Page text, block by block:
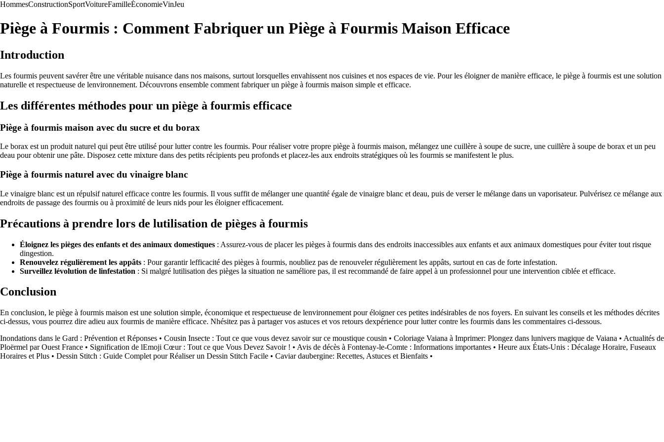
HommesConstructionSportVoitureFamilleÉconomieVinJeu
Piège à Fourmis : Comment Fabriquer un Piège à Fourmis Maison Efficace
Introduction
Les fourmis peuvent savérer être une véritable nuisance dans nos maisons, surtout lorsquelles envahissent nos cuisines et nos espaces de vie. Pour les éloigner de manière efficace, le piège à fourmis est une solution
naturelle et respectueuse de lenvironnement. Découvrons ensemble comment fabriquer un piège à fourmis maison simple et efficace.
Les différentes méthodes pour un piège à fourmis efficace
Piège à fourmis maison avec du sucre et du borax
Le borax est un produit naturel qui peut être utilisé pour lutter contre les fourmis. Pour réaliser votre propre piège à fourmis maison, mélangez une cuillère à soupe de sucre, une cuillère à soupe de borax et un peu
deau pour obtenir une pâte. Disposez cette mixture dans des petits récipients peu profonds et placez-les aux endroits stratégiques où les fourmis se manifestent le plus.
Piège à fourmis naturel avec du vinaigre blanc
Le vinaigre blanc est un répulsif naturel efficace contre les fourmis. Il vous suffit de mélanger une quantité égale de vinaigre blanc et deau, puis de verser le mélange dans un vaporisateur. Pulvérisez ce mélange aux
endroits de passage des fourmis ou à proximité de leurs nids pour les éloigner efficacement.
Précautions à prendre lors de lutilisation de pièges à fourmis
Éloignez les pièges des enfants et des animaux domestiques : Assurez-vous de placer les pièges à fourmis dans des endroits inaccessibles aux enfants et aux animaux domestiques pour éviter tout risque
dingestion.
Renouvelez régulièrement les appâts : Pour garantir lefficacité des pièges à fourmis, noubliez pas de renouveler régulièrement les appâts, surtout en cas de forte infestation.
Surveillez lévolution de linfestation : Si malgré lutilisation des pièges la situation ne saméliore pas, il est recommandé de faire appel à un professionnel pour une intervention ciblée et efficace.
Conclusion
En conclusion, le piège à fourmis maison est une solution simple, économique et respectueuse de lenvironnement pour éloigner ces petites indésirables de nos foyers. En suivant les conseils et les méthodes décrites
ci-dessus, vous pourrez dire adieu aux fourmis de manière efficace. Nhésitez pas à partager vos astuces et vos retours dexpérience pour lutter contre les fourmis dans les commentaires ci-dessous.
Inondations dans le Gard : Prévention et Réponses • Cousin Insecte : Tout ce que vous devez savoir sur ce moustique cousin • Coloriage Vaiana à Imprimer: Plongez dans lunivers magique de Vaiana • Actualités de
Ploërmel par Ouest France • Signification de lEmoji Cœur : Tout ce que Vous Devez Savoir ! • Avis de décès à Fontenay-le-Comte : Informations importantes • Heure aux États-Unis : Décalage Horaire, Fuseaux
Horaires et Plus • Dessin Stitch : Guide Complet pour Réaliser un Dessin Stitch Facile • Caviar daubergine: Recettes, Astuces et Bienfaits •